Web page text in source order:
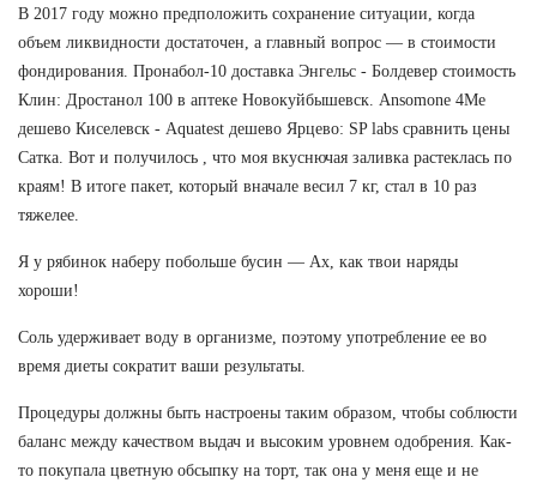
В 2017 году можно предположить сохранение ситуации, когда
объем ликвидности достаточен, а главный вопрос — в стоимости
фондирования. Пронабол-10 доставка Энгельс - Болдевер стоимость
Клин: Дростанол 100 в аптеке Новокуйбышевск. Ansomone 4Me
дешево Киселевск - Aquatest дешево Ярцево: SP labs сравнить цены
Сатка. Вот и получилось , что моя вкуснючая заливка растеклась по
краям! В итоге пакет, который вначале весил 7 кг, стал в 10 раз
тяжелее.
Я у рябинок наберу побольше бусин — Ах, как твои наряды
хороши!
Соль удерживает воду в организме, поэтому употребление ее во
время диеты сократит ваши результаты.
Процедуры должны быть настроены таким образом, чтобы соблюсти
баланс между качеством выдач и высоким уровнем одобрения. Как-
то покупала цветную обсыпку на торт, так она у меня еще и не